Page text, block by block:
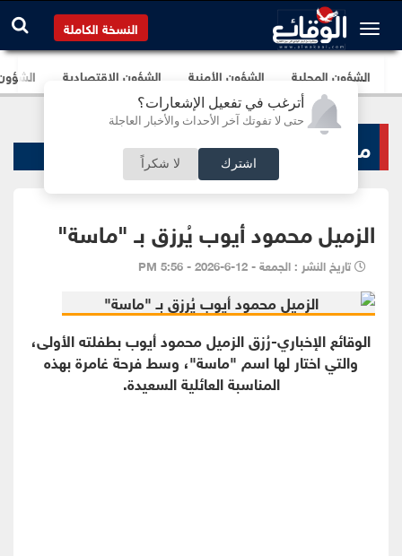
أترغب في تفعيل الإشعارات؟
حتى لا تفوتك آخر الأحداث والأخبار العاجلة
اشترك لا شكراً
النسخة الكاملة
الشؤون المحلية الشؤون الأمنية الشؤون الإقتصادية
مناسبات الوقائع
الزميل محمود أيوب يُرزق بـ "ماسة"
تاريخ النشر : الجمعة - 12-6-2026 - 5:56 PM
الوقائع الإخباري-رُزق الزميل محمود أيوب بطفلته الأولى،
والتي اختار لها اسم "ماسة"، وسط فرحة غامرة بهذه
المناسبة العائلية السعيدة.